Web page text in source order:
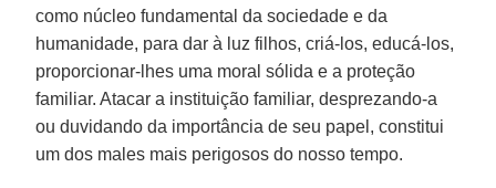
como núcleo fundamental da sociedade e da
humanidade, para dar à luz filhos, criá-los, educá-los,
proporcionar-lhes uma moral sólida e a proteção
familiar. Atacar a instituição familiar, desprezando-a
ou duvidando da importância de seu papel, constitui
um dos males mais perigosos do nosso tempo.